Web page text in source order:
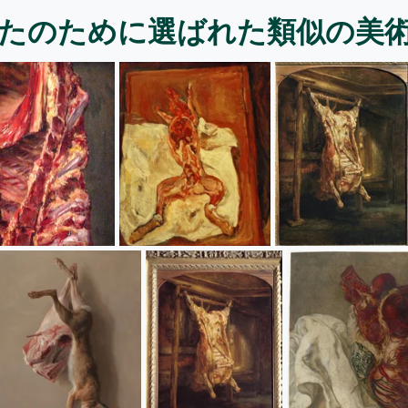
のために選ばれた類似の美